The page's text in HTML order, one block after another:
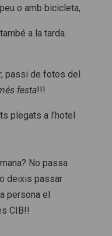
o amb bicicleta,
a la tarda.
passi de fotos del
festa!!!
plegats a l’hotel
No passa
deixis passar
persona el
CIB!!